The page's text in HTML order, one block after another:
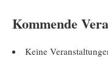
Kommende
Keine